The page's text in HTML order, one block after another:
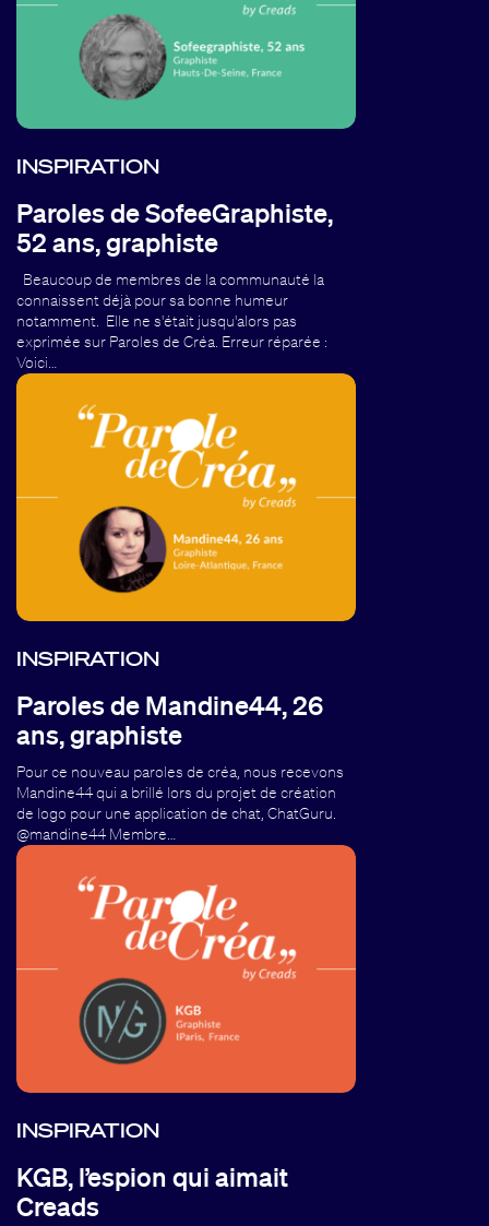
INSPIRATION
Paroles de SofeeGraphiste,
52 ans, graphiste
Beaucoup de membres de la communauté la
connaissent déjà pour sa bonne humeur
notamment. Elle ne s'était jusqu'alors pas
exprimée sur Paroles de Créa. Erreur réparée :
Voici…
INSPIRATION
Paroles de Mandine44, 26
ans, graphiste
Pour ce nouveau paroles de créa, nous recevons
Mandine44 qui a brillé lors du projet de création
de logo pour une application de chat, ChatGuru.
@mandine44 Membre…
INSPIRATION
KGB, l’espion qui aimait
Creads